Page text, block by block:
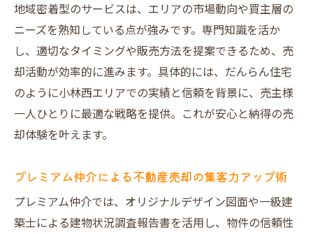
直接買取による不動産売却で仲介手数料を
削減
オークション買取方式で高値売却を目指す
方法
実績と口コミが証明する不動産売却の信頼
性
中古住宅の不動産売却で重視すべき要素と
は
オリジナルデザイン図面が売却を後押しす
地域密着型のサービスは、エリアの市場動向や買主層の
ニーズを熟知している点が強みです。専門知識を活か
し、適切なタイミングや販売方法を提案できるため、売
却活動が効率的に進みます。具体的には、だんらん住宅
のように小林西エリアでの実績と信頼を背景に、売主様
一人ひとりに最適な戦略を提供。これが安心と納得の売
却体験を叶えます。
プレミアム仲介による不動産売却の集客力アップ術
プレミアム仲介では、オリジナルデザイン図面や一級建
築士による建物状況調査報告書を活用し、物件の信頼性